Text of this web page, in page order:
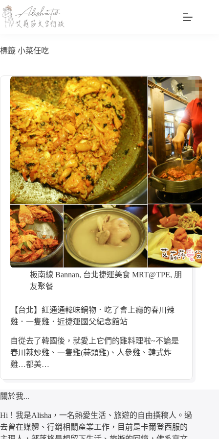
跳
至
主
內
標籤 小菜任吃
板南線 Bannan, 台北捷運美食 MRT@TPE, 朋
友聚餐
【台北】紅通通韓味鍋物．吃了會上癮的春川辣
雞．一隻雞．近捷運國父紀念館站
自從去了韓國後，就愛上它們的雞料理啦~不論是
春川辣炒雞、一隻雞(蒜頭雞)、人參雞、韓式炸
雞…都美…
關於我...
Hi！我是Alisha，一名熱愛生活、旅遊的自由撰稿人。過
去曾在媒體、行銷相關產業工作，目前是卡爾登西服的